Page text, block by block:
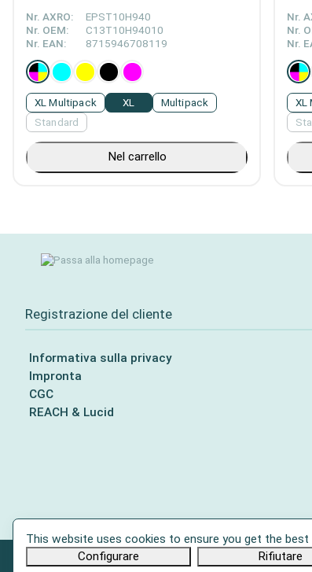
Nr. AXRO:
EPST10H940
Nr. OEM:
C13T10H94010
Nr. EAN:
8715946708119
Multipack
Standard
XL Multipack XL
Nel carrello
Nr.
Nr.
Nr.
XL
Registrazione del cliente
Informativa sulla privacy
Impronta
CGC
REACH & Lucid
This website uses cookies to ensure you get the best
Configurare
Rifiutare